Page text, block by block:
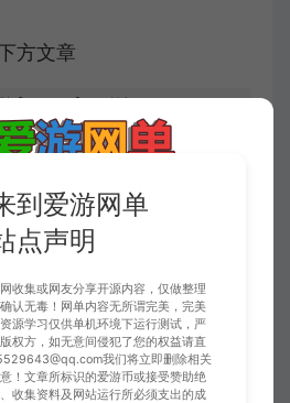
方文章
【DNF70】S2单机
师技能 怀旧UI 徽章
度系统 异界三图 带
查看文章
到爱游网单
点声明
收集或网友分享开源内容，仅做整理
认无毒！网单内容无所谓完美，完美
源学习仅供单机环境下运行测试，严
权方，如无意间侵犯了您的权益请直
我们将立即删除相关
！文章所标识的爱游币或接受赞助绝
收集资料及网站运行所必须支出的成